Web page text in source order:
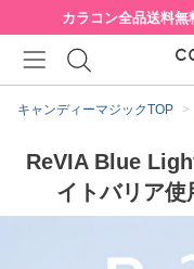
カラコン全品送料無
キャンディーマジックTOP
ReVIA Blue
イトバリア